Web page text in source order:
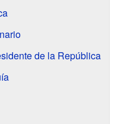
de la República